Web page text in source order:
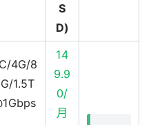
S
D)
4G/8
1.5T
14
9.9
0/
月